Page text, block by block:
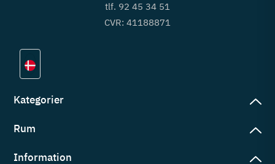
tlf. 92 45 34 51
CVR: 41188871
Kategorier
Rum
Information